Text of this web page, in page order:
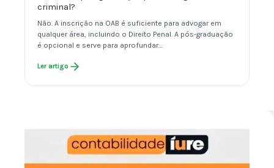
criminal?
Não. A inscrição na OAB é suficiente para advogar em
qualquer área, incluindo o Direito Penal. A pós-graduação
é opcional e serve para aprofundar…
Ler artigo